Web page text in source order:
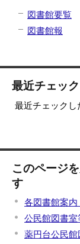
図書館要覧
図書館報
最近チェッ
最近チェックし
このページ
す
各図書館案内
公民館図書室
薬円台公民館